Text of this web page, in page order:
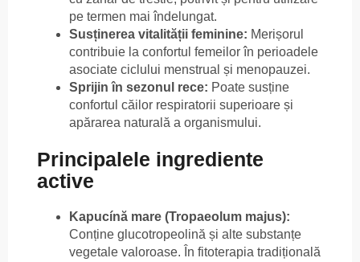
pe termen mai îndelungat.
Susținerea vitalității feminine: Merișorul
contribuie la confortul femeilor în perioadele
asociate ciclului menstrual și menopauzei.
Sprijin în sezonul rece: Poate susține
confortul căilor respiratorii superioare și
apărarea naturală a organismului.
Principalele ingrediente
active
Kapucínă mare (Tropaeolum majus):
Conține glucotropeolină și alte substanțe
vegetale valoroase. În fitoterapia tradițională